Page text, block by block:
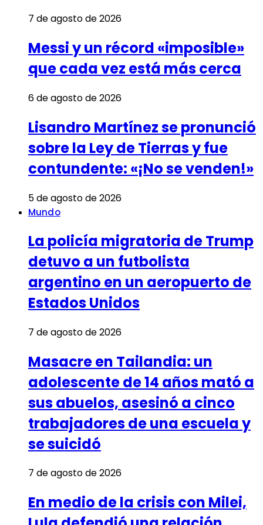
7 de agosto de 2026
Messi y un récord «imposible»
que cada vez está más cerca
6 de agosto de 2026
Lisandro Martínez se pronunció
sobre la Ley de Tierras y fue
contundente: «¡No se venden!»
5 de agosto de 2026
Mundo
La policía migratoria de Trump
detuvo a un futbolista
argentino en un aeropuerto de
Estados Unidos
7 de agosto de 2026
Masacre en Tailandia: un
adolescente de 14 años mató a
sus abuelos, asesinó a cinco
trabajadores de una escuela y
se suicidó
7 de agosto de 2026
En medio de la crisis con Milei,